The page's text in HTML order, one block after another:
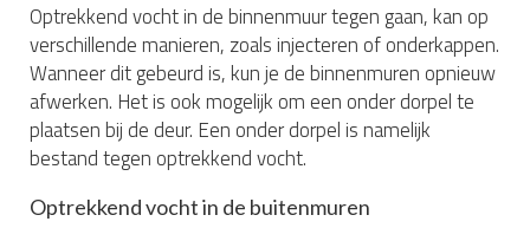
Optrekkend vocht in de binnenmuur tegen gaan, kan op
verschillende manieren, zoals injecteren of onderkappen.
Wanneer dit gebeurd is, kun je de binnenmuren opnieuw
afwerken. Het is ook mogelijk om een onder dorpel te
plaatsen bij de deur. Een onder dorpel is namelijk
bestand tegen optrekkend vocht.
Optrekkend vocht in de buitenmuren